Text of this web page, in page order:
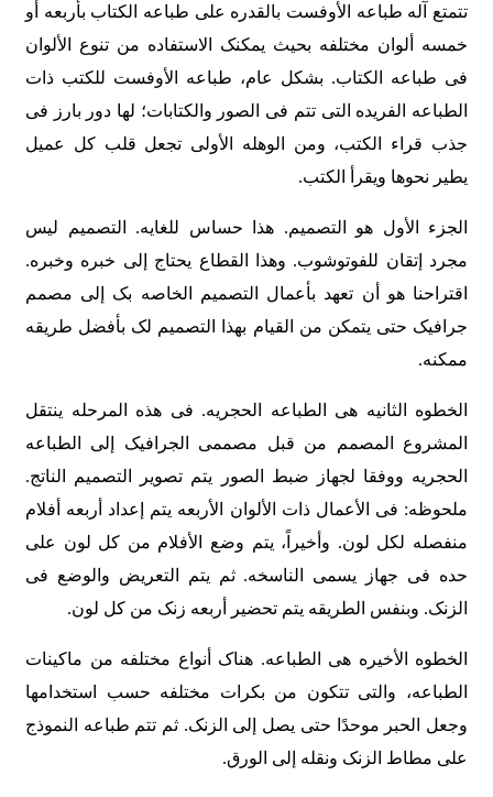
تتمتع آله طباعه الأوفست بالقدره على طباعه الکتاب بأربعه أو
خمسه ألوان مختلفه بحیث یمکنک الاستفاده من تنوع الألوان
فی طباعه الکتاب. بشکل عام، طباعه الأوفست للکتب ذات
الطباعه الفریده التی تتم فی الصور والکتابات؛ لها دور بارز فی
جذب قراء الکتب، ومن الوهله الأولى تجعل قلب کل عمیل
یطیر نحوها ویقرأ الکتب.
الجزء الأول هو التصمیم. هذا حساس للغایه. التصمیم لیس
مجرد إتقان للفوتوشوب. وهذا القطاع یحتاج إلى خبره وخبره.
اقتراحنا هو أن تعهد بأعمال التصمیم الخاصه بک إلى مصمم
جرافیک حتى یتمکن من القیام بهذا التصمیم لک بأفضل طریقه
ممکنه.
الخطوه الثانیه هی الطباعه الحجریه. فی هذه المرحله ینتقل
المشروع المصمم من قبل مصممی الجرافیک إلى الطباعه
الحجریه ووفقا لجهاز ضبط الصور یتم تصویر التصمیم الناتج.
ملحوظه: فی الأعمال ذات الألوان الأربعه یتم إعداد أربعه أفلام
منفصله لکل لون. وأخیراً، یتم وضع الأفلام من کل لون على
حده فی جهاز یسمى الناسخه. ثم یتم التعریض والوضع فی
الزنک. وبنفس الطریقه یتم تحضیر أربعه زنک من کل لون.
الخطوه الأخیره هی الطباعه. هناک أنواع مختلفه من ماکینات
الطباعه، والتی تتکون من بکرات مختلفه حسب استخدامها
وجعل الحبر موحدًا حتى یصل إلى الزنک. ثم تتم طباعه النموذج
على مطاط الزنک ونقله إلى الورق.